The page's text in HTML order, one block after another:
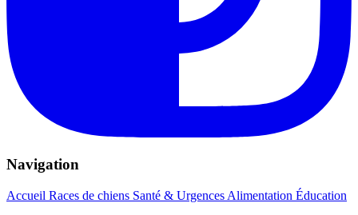
Navigation
Accueil Races de chiens Santé & Urgences Alimentation Éducation